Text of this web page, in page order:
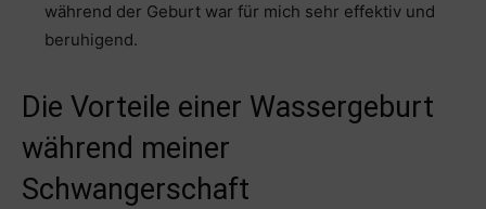
während der Geburt war für mich sehr effektiv und
beruhigend.
Die Vorteile einer Wassergeburt
während meiner
Schwangerschaft